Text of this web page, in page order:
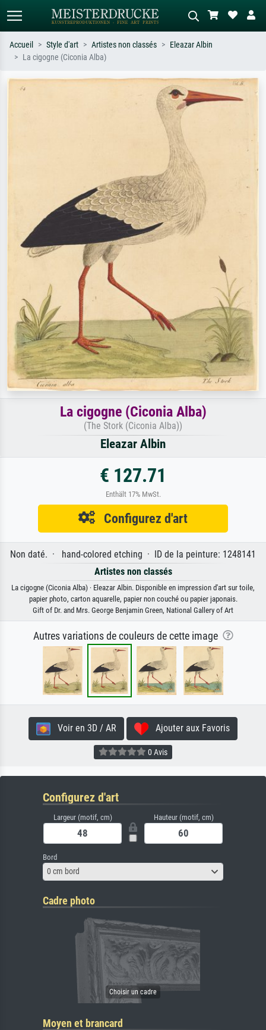
Recherchez par artiste, titre ou style –
Décrivez la scène – ex. prairie verte,
abstrait avec beaucoup de rouge,
tableau sombre, nu debout près d'un
Accueil Style d'art Artistes non classés
Eleazar Albin
La cigogne (Ciconia Alba)
La cigogne (Ciconia Alba)
(The Stork (Ciconia Alba))
Eleazar Albin
€ 127.71
Enthält 17% MwSt.
Configurez d'art
Non daté. · hand-colored etching · ID de la peinture: 1248141
Artistes non classés
La cigogne (Ciconia Alba) · Eleazar Albin. Disponible en impression d'art sur toile,
papier photo, carton aquarelle, papier non couché ou papier japonais.
Gift of Dr. and Mrs. George Benjamin Green, National Gallery of Art
Autres variations de couleurs de cette image
Voir en 3D / AR Ajouter aux Favoris
0 Avis
Configurez d'art
Largeur (motif, cm) Hauteur (motif, cm)
Bord
0 cm bord
Cadre photo
Moyen et brancard